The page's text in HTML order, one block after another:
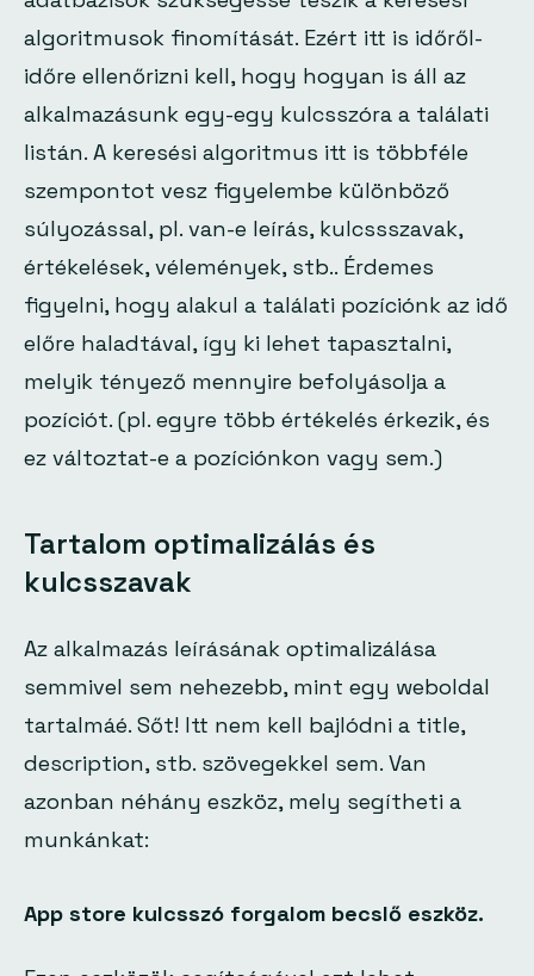
algoritmusok finomítását. Ezért itt is időről-
időre ellenőrizni kell, hogy hogyan is áll az
alkalmazásunk egy-egy kulcsszóra a találati
listán. A keresési algoritmus itt is többféle
szempontot vesz figyelembe különböző
súlyozással, pl. van-e leírás, kulcssszavak,
értékelések, vélemények, stb.. Érdemes
figyelni, hogy alakul a találati pozíciónk az idő
előre haladtával, így ki lehet tapasztalni,
melyik tényező mennyire befolyásolja a
pozíciót. (pl. egyre több értékelés érkezik, és
ez változtat-e a pozíciónkon vagy sem.)
Tartalom optimalizálás és
kulcsszavak
Az alkalmazás leírásának optimalizálása
semmivel sem nehezebb, mint egy weboldal
tartalmáé. Sőt! Itt nem kell bajlódni a title,
description, stb. szövegekkel sem. Van
azonban néhány eszköz, mely segítheti a
munkánkat:
App store kulcsszó forgalom becslő eszköz.